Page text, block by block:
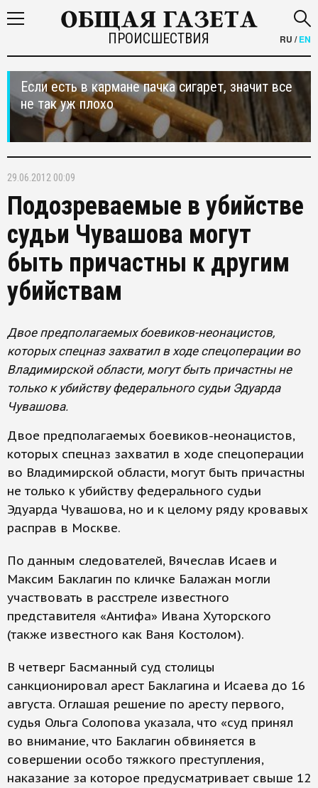
ПРОИСШЕСТВИЯ RU /EN
Если есть в кармане пачка сигарет, значит все
не так уж плохо
29.06.2012 00:09
Подозреваемые в убийстве
судьи Чувашова могут
быть причастны к другим
убийствам
Двое предполагаемых боевиков-неонацистов,
которых спецназ захватил в ходе спецоперации во
Владимирской области, могут быть причастны не
только к убийству федерального судьи Эдуарда
Чувашова.
Двое предполагаемых боевиков-неонацистов,
которых спецназ захватил в ходе спецоперации
во Владимирской области, могут быть причастны
не только к убийству федерального судьи
Эдуарда Чувашова, но и к целому ряду кровавых
расправ в Москве.
По данным следователей, Вячеслав Исаев и
Максим Баклагин по кличке Балажан могли
участвовать в расстреле известного
представителя «Антифа» Ивана Хуторского
(также известного как Ваня Костолом).
В четверг Басманный суд столицы
санкционировал арест Баклагина и Исаева до 16
августа. Оглашая решение по аресту первого,
судья Ольга Солопова указала, что «суд принял
во внимание, что Баклагин обвиняется в
совершении особо тяжкого преступления,
наказание за которое предусматривает свыше 12